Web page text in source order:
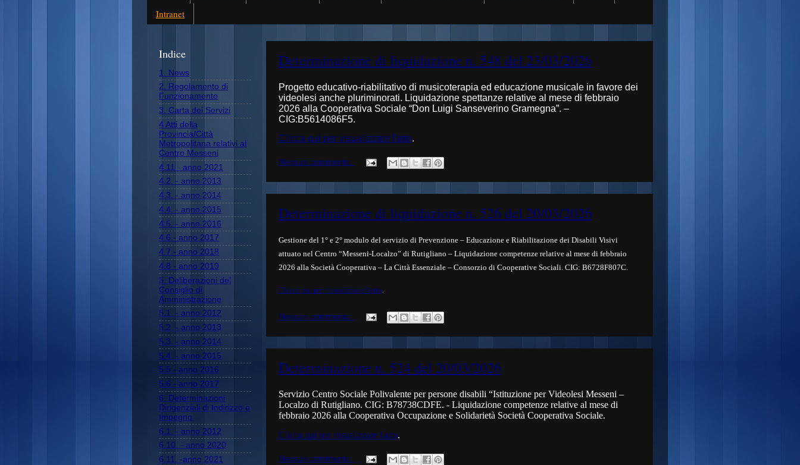
Intranet
Determinazione di liquidazione n. 548 del 23/03/2026
Progetto educativo-riabilitativo di musicoterapia ed educazione musicale in favore dei
videolesi anche pluriminorati. Liquidazione spettanze relative al mese di febbraio
2026 alla Cooperativa Sociale “Don Luigi Sanseverino Gramegna”. –
CIG:B5614086F5.
Clicca qui per visualizzare l'atto.
Nessun commento:
Determinazione di liquidazione n. 526 del 20/03/2026
Gestione del 1° e 2° modulo del servizio di Prevenzione – Educazione e Riabilitazione dei Disabili Visivi
attuato nel Centro “Messeni-Localzo” di Rutigliano – Liquidazione competenze relative al mese di febbraio
2026 alla Società Cooperativa – La Città Essenziale – Consorzio di Cooperative Sociali. CIG: B6728F807C.
Clicca qui per visualizzare l'atto.
Nessun commento:
Determinazione n. 524 del 20/03/2026
Servizio Centro Sociale Polivalente per persone disabili “Istituzione per Videolesi Messeni –
Localzo di Rutigliano. CIG: B78738CDFE. - Liquidazione competenze relative al mese di
febbraio 2026 alla Cooperativa Occupazione e Solidarietà Società Cooperativa Sociale.
Clicca qui per visualizzare l'atto.
Nessun commento:
Indice
1. News
2. Regolamento di
Funzionamento
3. Carta dei Servizi
4 Atti della
Provincia/Città
Metropolitana relativi al
Centro Messeni
4.11 - anno 2021
4.2. - anno 2013
4.3. - anno 2014
4.4. - anno 2015
4.5. - anno 2016
4.6 - anno 2017
4.7 - anno 2018
4.8 - anno 2019
5. Deliberazioni del
Consiglio di
Amministrazione
5.1. - anno 2012
5.2. - anno 2013
5.3. - anno 2014
5.4. - anno 2015
5.5 - anno 2016
5.6 - anno 2017
6. Determinazioni
Dirigenziali di Indirizzo e
Impegno
6.1. - anno 2012
6.10. - anno 2020
6.11. -anno 2021